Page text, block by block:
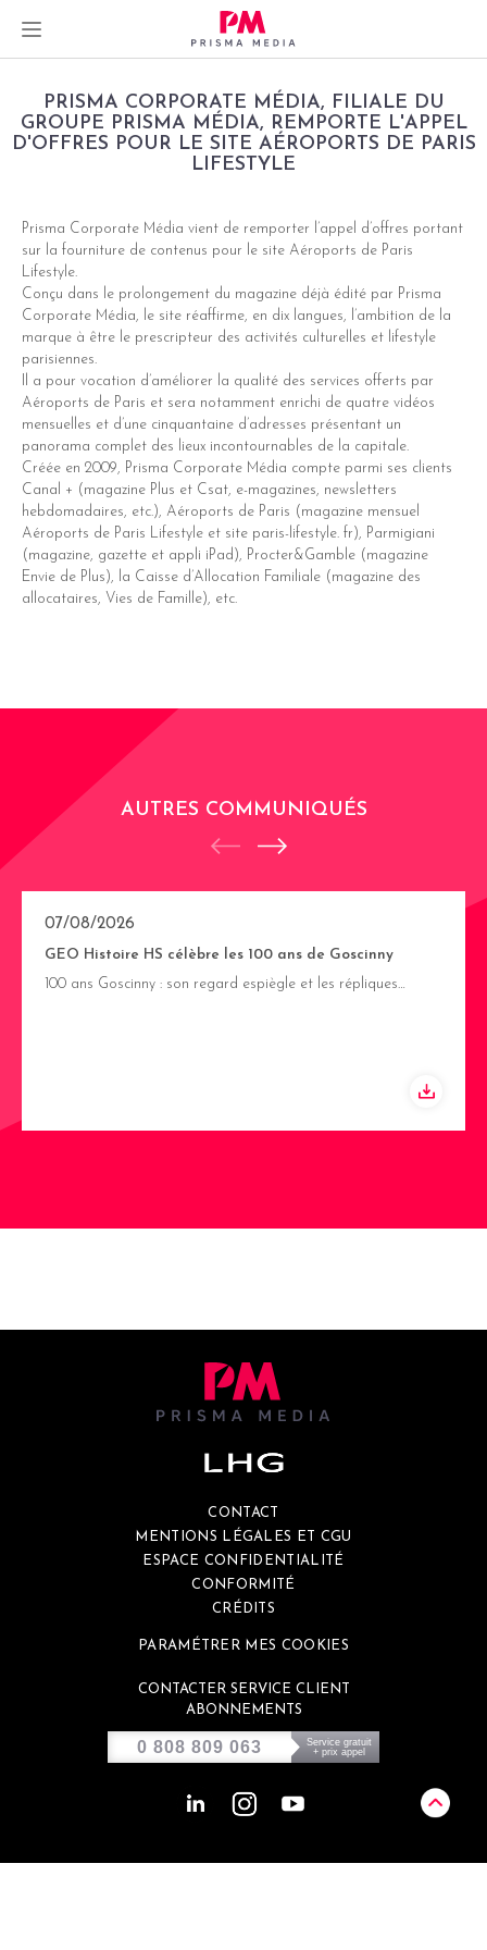
content
PRISMA CORPORATE MÉDIA, FILIALE DU
GROUPE PRISMA MÉDIA, REMPORTE L'APPEL
D'OFFRES POUR LE SITE AÉROPORTS DE PARIS
LIFESTYLE
Prisma Corporate Média vient de remporter l’appel d’offres portant
sur la fourniture de contenus pour le site Aéroports de Paris
Lifestyle.
Conçu dans le prolongement du magazine déjà édité par Prisma
Corporate Média, le site réaffirme, en dix langues, l’ambition de la
marque à être le prescripteur des activités culturelles et lifestyle
parisiennes.
Il a pour vocation d’améliorer la qualité des services offerts par
Aéroports de Paris et sera notamment enrichi de quatre vidéos
mensuelles et d’une cinquantaine d’adresses présentant un
panorama complet des lieux incontournables de la capitale.
Créée en 2009, Prisma Corporate Média compte parmi ses clients
Canal + (magazine Plus et Csat, e-magazines, newsletters
hebdomadaires, etc.), Aéroports de Paris (magazine mensuel
Aéroports de Paris Lifestyle et site paris-lifestyle. fr), Parmigiani
(magazine, gazette et appli iPad), Procter&Gamble (magazine
Envie de Plus), la Caisse d’Allocation Familiale (magazine des
allocataires, Vies de Famille), etc.
AUTRES COMMUNIQUÉS
07/08/2026
GEO Histoire HS célèbre les 100 ans de Goscinny
100 ans Goscinny : son regard espiègle et les répliques…
CONTACT
MENTIONS LÉGALES ET CGU
ESPACE CONFIDENTIALITÉ
CONFORMITÉ
CRÉDITS
PARAMÉTRER MES COOKIES
CONTACTER SERVICE CLIENT
ABONNEMENTS
0 808 809 063
Service gratuit
+ prix appel